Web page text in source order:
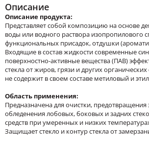
Описание
Описание продукта:
Представляет собой композицию на основе
воды или водного раствора изопропилового
функциональных присадок, отдушки
Входящие в состав жидкости современные
поверхностно-активные вещества (ПАВ)
стекла от жиров, грязи и других
не содержит в своем составе метиловый и
Область применения:
Предназначена для очистки, предотвращения
обледенения лобовых, боковых и задних
средств при умеренных и низких
Защищает стекло и контур стекла от